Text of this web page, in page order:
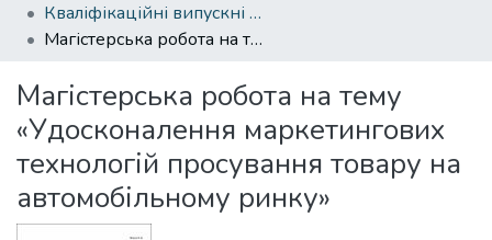
Statistics
Кваліфікаційні випускні роботи здобувачів вищої освіти кафедри М та Л
Магістерська робота на тему «Удосконалення маркетингових технологій просування товару на автомобільному ринку»
Магістерська робота на тему
«Удосконалення маркетингових
технологій просування товару на
автомобільному ринку»